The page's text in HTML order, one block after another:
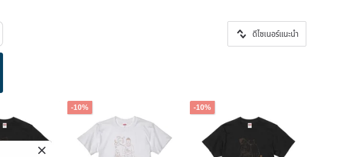
ดีไซเนอร์แนะนำ
-10% -10%